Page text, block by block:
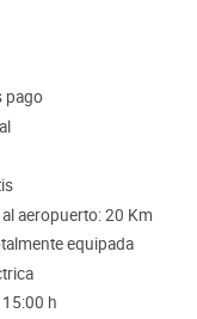
pago
aeropuerto: 20 Km
equipada
h